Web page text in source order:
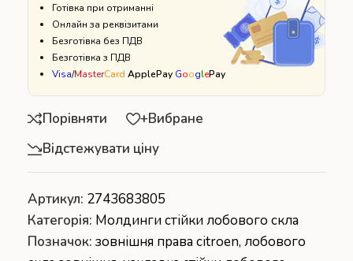
Готівка при отриманні
Онлайн за реквізитами
Безготівка без ПДВ
Безготівка з ПДВ
Visa/MasterCard ApplePay GooglePay
Порівняти
+Вибране
Відстежувати ціну
Артикул: 2743683805
Категорія: Молдинги стійки лобового скла
Позначок: зовнішня права citroen, лобового